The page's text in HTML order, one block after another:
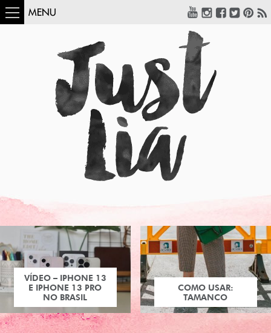
MENU
COMO USAR:
TAMANCO